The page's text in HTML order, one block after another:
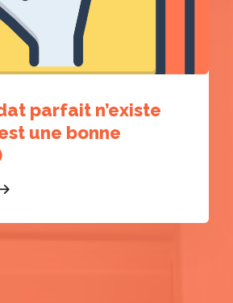
parfait n’existe
une bonne